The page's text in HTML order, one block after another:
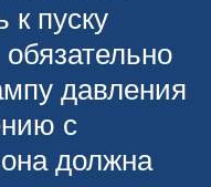
к пуску
давления
с
должна